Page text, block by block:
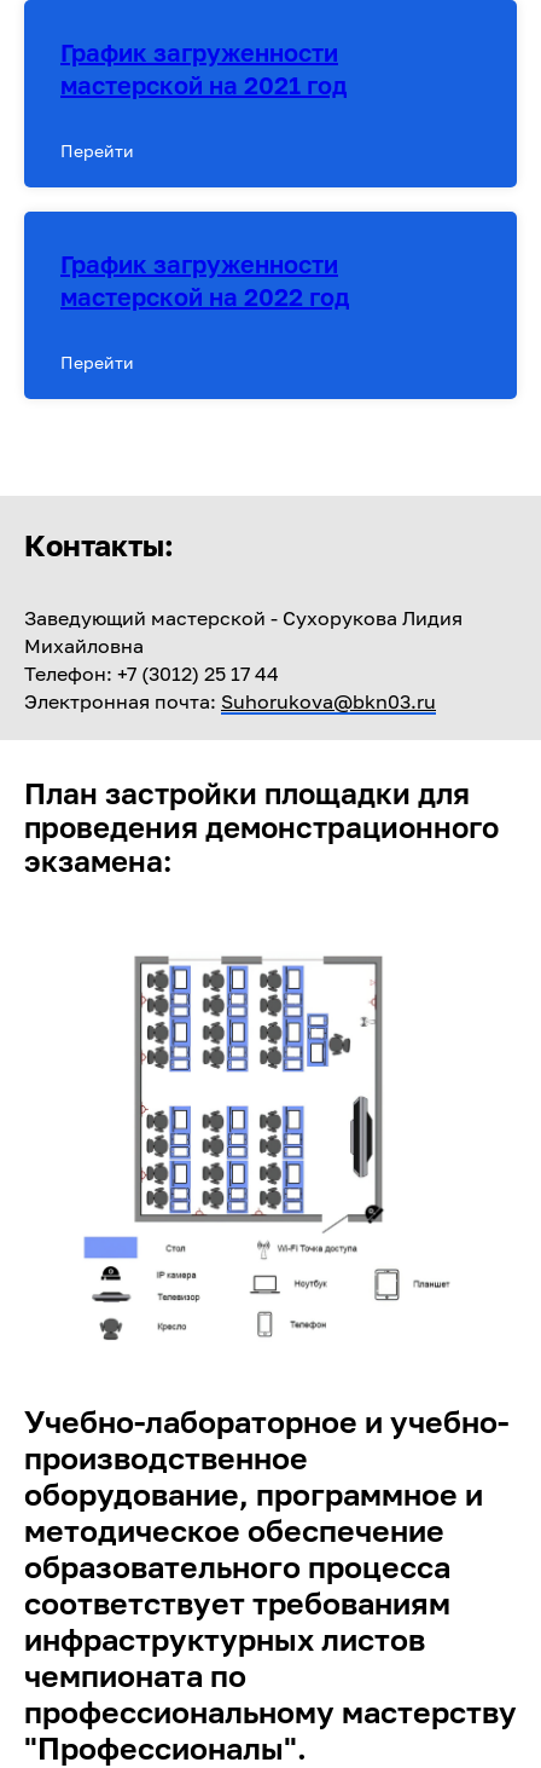
График загруженности
мастерской на 2021 год
Перейти
График загруженности
мастерской на 2022 год
Перейти
Контакты:
Заведующий мастерской - Сухорукова Лидия
Михайловна
Телефон: +7 (3012) 25 17 44
Электронная почта: Suhorukova@bkn03.ru
План застройки площадки для
проведения демонстрационного
экзамена:
Учебно-лабораторное и учебно-
производственное
оборудование, программное и
методическое обеспечение
образовательного процесса
соответствует требованиям
инфраструктурных листов
чемпионата по
профессиональному мастерству
"Профессионалы".